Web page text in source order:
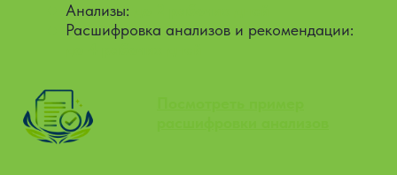
Анализы:
Расшифровка анализов и рекомендации: